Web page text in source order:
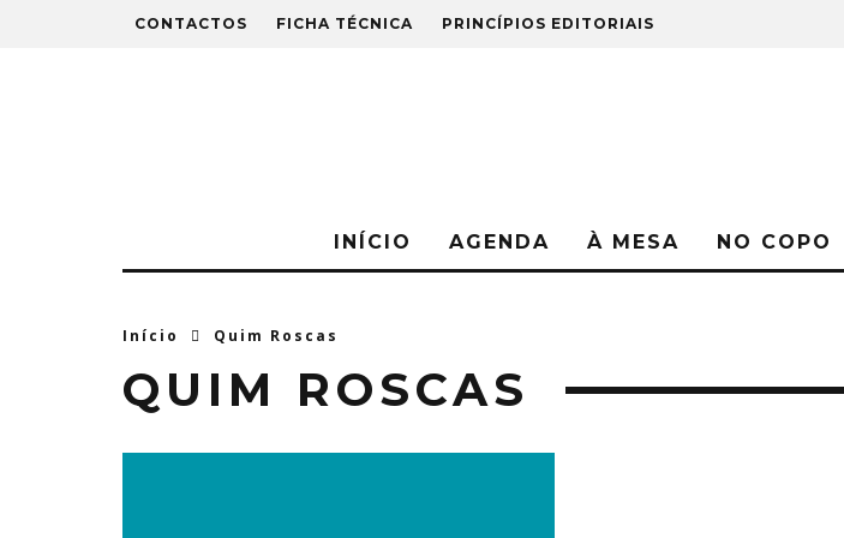
CONTACTOS FICHA TÉCNICA PRINCÍPIOS EDITORIAIS
INÍCIO AGENDA À MESA NO COPO
Início Quim Roscas
QUIM ROSCAS